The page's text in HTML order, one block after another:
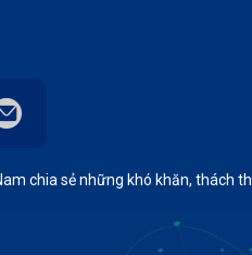
chia sẻ những khó khăn, thách